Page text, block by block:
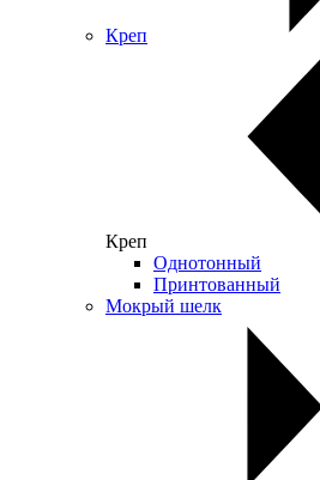
Креп
Креп
Однотонный
Принтованный
Мокрый шелк